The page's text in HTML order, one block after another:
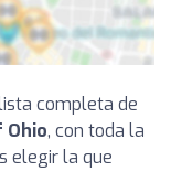
completa de
Ohio, con toda la
elegir la que